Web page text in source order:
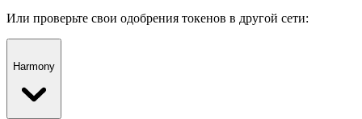
Или проверьте свои одобрения токенов в другой сети:
Harmony